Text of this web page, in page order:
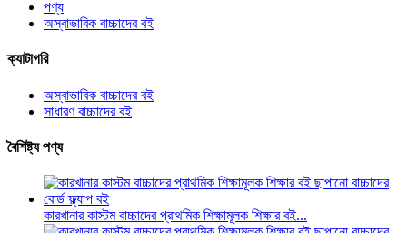
পণ্য
অস্বাভাবিক বাচ্চাদের বই
ক্যাটাগরি
অস্বাভাবিক বাচ্চাদের বই
সাধারণ বাচ্চাদের বই
বৈশিষ্ট্য পণ্য
কারখানার কাস্টম বাচ্চাদের প্রাথমিক শিক্ষামূলক শিক্ষার বই...